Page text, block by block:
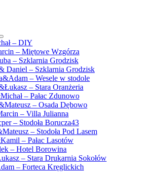
– DIY
– Miętowe Wzgórza
– Szklarnia Grodzisk
Daniel – Szklarnia Grodzisk
– Wesele w stodole
– Stara Oranżeria
– Pałac Zdunowo
– Osada Dębowo
– Villa Julianna
– Stodoła Borucza43
– Stodoła Pod Lasem
– Pałac Lasotów
– Hotel Borowina
– Stara Drukarnia Sokołów
– Forteca Kręglickich